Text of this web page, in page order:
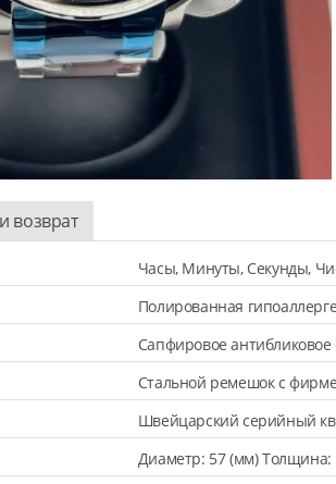
возврат
Часы, Минуты, Секунды,
Полированная
Сапфировое антибликовое
Стальной ремешок с
Швейцарский серийный
Диаметр: 57 (мм) Толщина: